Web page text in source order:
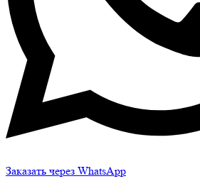
Заказать через WhatsApp